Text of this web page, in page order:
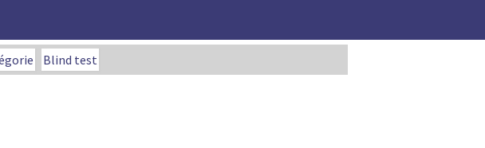
Blind test